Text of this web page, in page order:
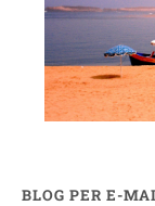
BLOG PER E-